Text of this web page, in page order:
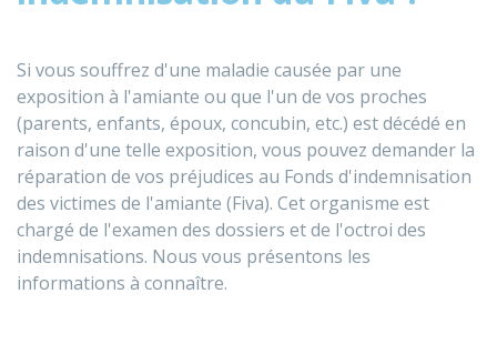
Si vous souffrez d'une maladie causée par une
exposition à l'amiante ou que l'un de vos proches
(parents, enfants, époux, concubin, etc.) est décédé en
raison d'une telle exposition, vous pouvez demander la
réparation de vos préjudices au Fonds d'indemnisation
des victimes de l'amiante (Fiva). Cet organisme est
chargé de l'examen des dossiers et de l'octroi des
indemnisations. Nous vous présentons les
informations à connaître.